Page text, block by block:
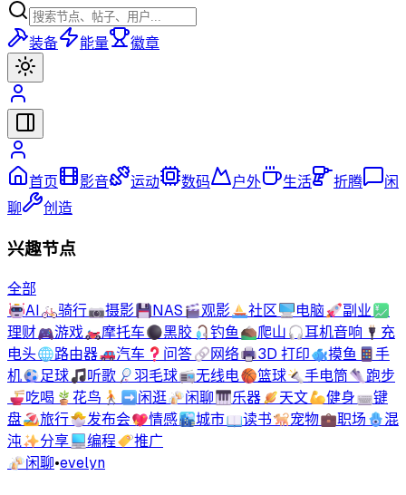
装备 能量 徽章
首页 影音 运动 数码 户外 生活 折腾
闲
聊
创造
兴趣节点
全部
🤖AI🚲骑行📷摄影💾NAS🎬观影⛵社区🖥️电脑🚀副业💹
理财🎮游戏🏍️摩托车⚫黑胶 🎣钓鱼⛰️爬山🎧耳机音响 🔌 充
电头🌐路由器🚗汽车 ❓ 问答🔗网络🖨️3D 打印🐟摸鱼 📱手
机⚽足球🎵听歌 🏸羽毛球📻无线电🏀篮球🔦手电筒👟跑步
🍜吃喝 🪴 花鸟 🚶‍➡️闲逛🍻闲聊🎹乐器🪐天文💪健身⌨️键
盘🏖️旅行🐣发布会💖情感🏙️城市📖读书🐕宠物💼职场🪬混
沌✨分享💻编程🏷️推广
🍻闲聊•evelyn